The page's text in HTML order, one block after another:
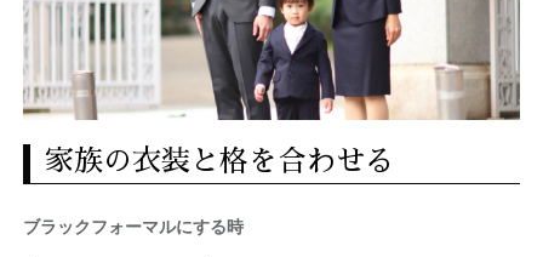
家族の衣装と格を合わせる
ブラックフォーマルにする時